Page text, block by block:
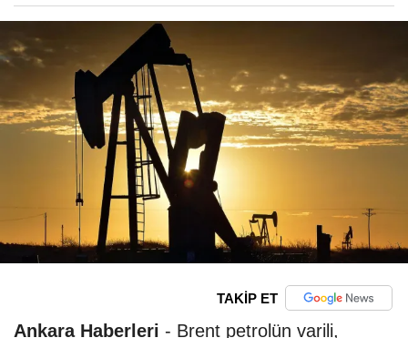
TAKİP ET
Ankara Haberleri - Brent petrolün varili,